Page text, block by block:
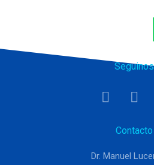
Seguinos
Contacto
Dr. Manuel